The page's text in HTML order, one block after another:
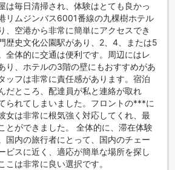
は毎日清掃され、体験はとても良かっ
リムジンバス6001番線の九棵樹ホテル
、空港から非常に簡単にアクセスでき
歴史文化公園駅があり、2、4、または5
全体的に交通は便利です。周辺にはレ
り、ホテルの3階の壁にもおすすめがあ
ッフは非常に責任感があります。宿泊
だところ、配達員が私と連絡が取れ
られてしまいました。フロントの***に
女は非常に根気強く対応してくれ、最
とができました。 全体的に、滞在体験
国内の旅行者にとって、国内のチェー
ビスに近く、適応が簡単な場所を探し
こは非常に良い選択です。